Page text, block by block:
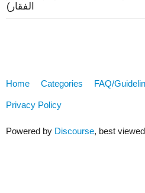
الفقار)
Home Categories FAQ/
Privacy Policy
Powered by Discourse, best